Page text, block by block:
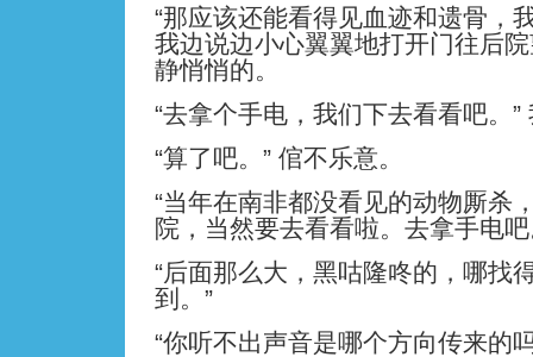
“那应该还能看得见血迹和遗骨，
我边说边小心翼翼地打开门往后
静悄悄的。
“去拿个手电，我们下去看看吧。”
“算了吧。” 倌不乐意。
“当年在南非都没看见的动物厮杀
院，当然要去看看啦。去拿手电
“后面那么大，黑咕隆咚的，哪找
到。”
“你听不出声音是哪个方向传来的